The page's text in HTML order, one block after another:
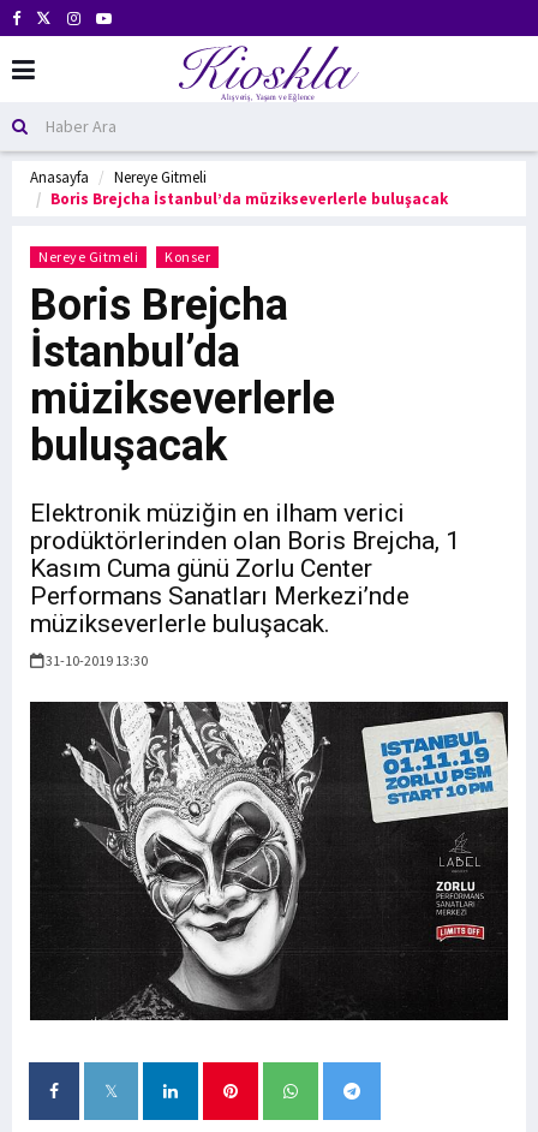
Anasayfa
Nereye Gitmeli
Boris Brejcha İstanbul’da müzikseverlerle buluşacak
Nereye Gitmeli Konser
Boris Brejcha
İstanbul’da
müzikseverlerle
buluşacak
Elektronik müziğin en ilham verici
prodüktörlerinden olan Boris Brejcha, 1
Kasım Cuma günü Zorlu Center
Performans Sanatları Merkezi’nde
müzikseverlerle buluşacak.
31-10-2019 13:30